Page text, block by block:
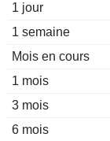
1 jour
1 semaine
Mois en cours
1 mois
3 mois
6 mois